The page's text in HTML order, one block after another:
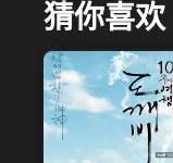
猜你喜欢